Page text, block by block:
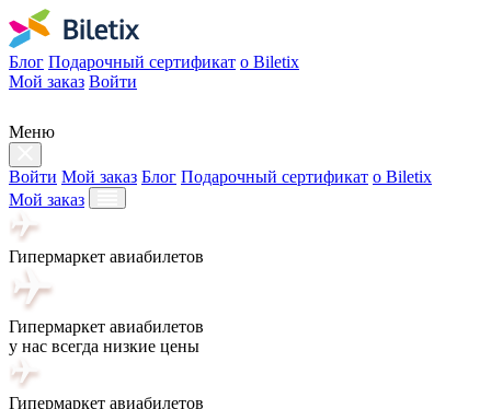
Блог Подарочный сертификат о Biletix
Мой заказ Войти
Меню
Войти Мой заказ Блог Подарочный сертификат о Biletix
Мой заказ
Гипермаркет авиабилетов
Гипермаркет авиабилетов
у нас всегда низкие цены
Гипермаркет авиабилетов